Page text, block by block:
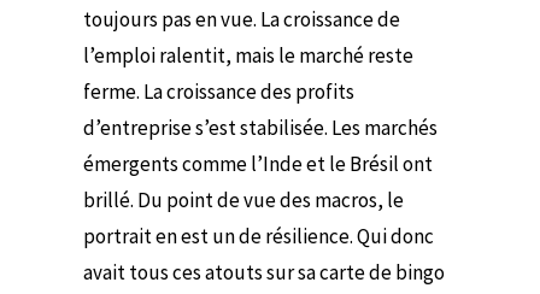
toujours pas en vue. La croissance de
l’emploi ralentit, mais le marché reste
ferme. La croissance des profits
d’entreprise s’est stabilisée. Les marchés
émergents comme l’Inde et le Brésil ont
brillé. Du point de vue des macros, le
portrait en est un de résilience.Qui donc
avait tous ces atouts sur sa carte de bingo